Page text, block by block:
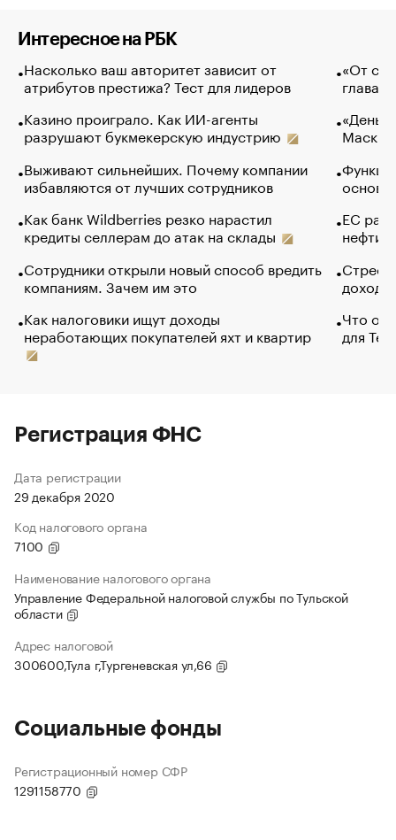
Интересное на РБК
Насколько ваш авторитет зависит от
атрибутов престижа? Тест для лидеров
Казино проиграло. Как ИИ-агенты
разрушают букмекерскую индустрию
Выживают сильнейших. Почему компании
избавляются от лучших сотрудников
Как банк Wildberries резко нарастил
кредиты селлерам до атак на склады
Сотрудники открыли новый способ вредить
компаниям. Зачем им это
Как налоговики ищут доходы
неработающих покупателей яхт и квартир
«От
глава
Маск в
основ
ЕС
нефти
Что
для
Регистрация ФНС
Дата регистрации
29 декабря 2020
Код налогового органа
7100
Наименование налогового органа
Управление Федеральной налоговой службы по Тульской
области
Адрес налоговой
300600,Тула г,Тургеневская ул,66
Социальные фонды
Регистрационный номер СФР
1291158770